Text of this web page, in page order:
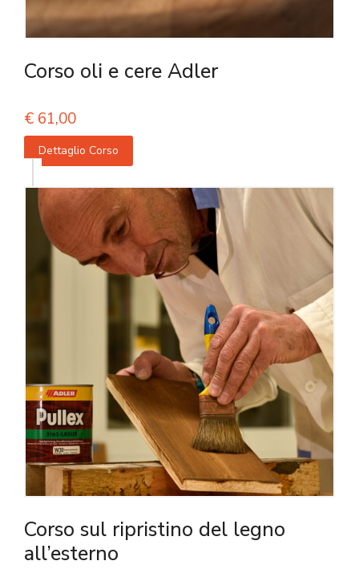
Corso oli e cere Adler
€ 61,00
Dettaglio Corso
Corso sul ripristino del legno
all’esterno